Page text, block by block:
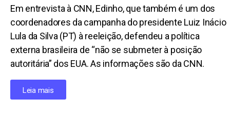
Em entrevista à CNN, Edinho, que também é um dos
coordenadores da campanha do presidente Luiz Inácio
Lula da Silva (PT) à reeleição, defendeu a política
externa brasileira de “não se submeter à posição
autoritária” dos EUA. As informações são da CNN.
Leia mais